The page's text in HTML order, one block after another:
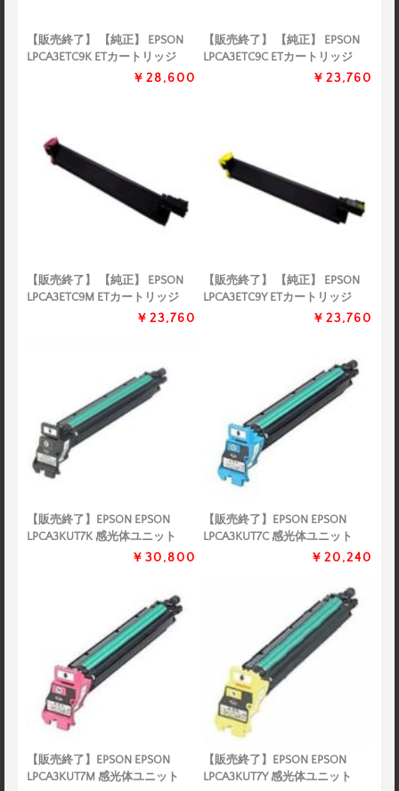
【販売終了】 【純正】 EPSON
LPCA3ETC9K ETカートリッジ
￥28,600
【販売終了】 【純正】 EPSON
LPCA3ETC9C ETカートリッジ
￥23,760
【販売終了】 【純正】 EPSON
LPCA3ETC9M ETカートリッジ
￥23,760
【販売終了】 【純正】 EPSON
LPCA3ETC9Y ETカートリッジ
￥23,760
【販売終了】EPSON EPSON
LPCA3KUT7K 感光体ユニット
￥30,800
【販売終了】EPSON EPSON
LPCA3KUT7C 感光体ユニット
￥20,240
【販売終了】EPSON EPSON
LPCA3KUT7M 感光体ユニット
【販売終了】EPSON EPSON
LPCA3KUT7Y 感光体ユニット